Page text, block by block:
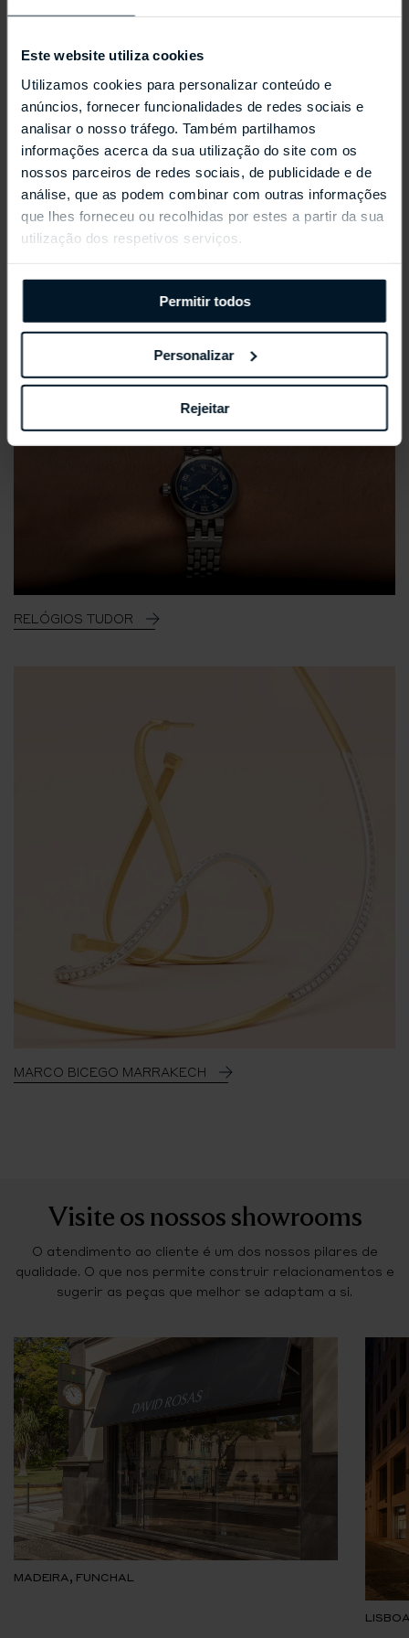
Este website utiliza cookies
Utilizamos cookies para personalizar conteúdo e
anúncios, fornecer funcionalidades de redes sociais e
analisar o nosso tráfego. Também partilhamos
informações acerca da sua utilização do site com os
nossos parceiros de redes sociais, de publicidade e de
análise, que as podem combinar com outras informações
que lhes forneceu ou recolhidas por estes a partir da sua
utilização dos respetivos serviços.
Permitir todos
Personalizar
Rejeitar
REPOSSI ANTIFER
RELÓGIOS TUDOR
MARCO BICEGO MARRAKECH
Visite os nossos showrooms
O atendimento ao cliente é um dos nossos pilares de
qualidade. O que nos permite construir relacionamentos e
sugerir as peças que melhor se adaptam a si.
MADEIRA, FUNCHAL